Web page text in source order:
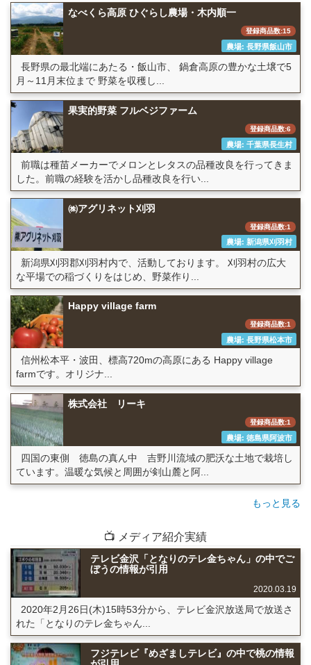
なべくら高原 ひぐらし農場・木内順一
登録商品数:15
農場: 長野県飯山市
長野県の最北端にあたる・飯山市、 鍋倉高原の豊かな土壌で5
月～11月末位まで 野菜を収穫し...
果実的野菜 フルベジファーム
登録商品数:6
農場: 千葉県長生村
前職は種苗メーカーでメロンとレタスの品種改良を行ってきま
した。前職の経験を活かし品種改良を行い...
㈱アグリネット刈羽
登録商品数:1
農場: 新潟県刈羽村
新潟県刈羽郡刈羽村内で、活動しております。 刈羽村の広大
な平場での稲づくりをはじめ、野菜作り...
Happy village farm
登録商品数:1
農場: 長野県松本市
信州松本平・波田、標高720mの高原にある Happy village
farmです。オリジナ...
株式会社 リーキ
登録商品数:1
農場: 徳島県阿波市
四国の東側 徳島の真ん中 吉野川流域の肥沃な土地で栽培し
ています。温暖な気候と周囲が剣山麓と阿...
もっと見る
📺 メディア紹介実績
テレビ金沢「となりのテレ金ちゃん」の中でご
ぼうの情報が引用
2020.03.19
2020年2月26日(木)15時53分から、テレビ金沢放送局で放送さ
れた「となりのテレ金ちゃん...
フジテレビ『めざましテレビ』の中で桃の情報